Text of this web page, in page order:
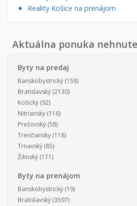
Reality Košice na prenájom
Aktuálna ponuka
Byty na predaj
Banskobystrický (158)
Bratislavský (2130)
Košický (92)
Nitriansky (116)
Prešovský (58)
Trenčiansky (118)
Trnavský (85)
Žilinský (171)
Byty na prenájom
Banskobystrický (19)
Bratislavský (3597)